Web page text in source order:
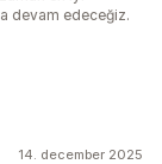
devam edeceğiz.
14. december 2025